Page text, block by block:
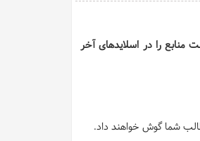
منابع را در اسلایدهای آخر
شما گوش خواهند داد.